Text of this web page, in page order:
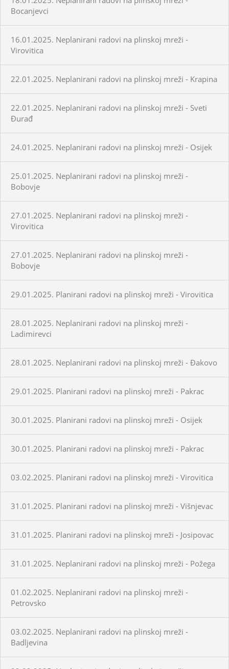
Bocanjevci
16.01.2025. Neplanirani radovi na plinskoj mreži -
Virovitica
22.01.2025. Neplanirani radovi na plinskoj mreži - Krapina
22.01.2025. Neplanirani radovi na plinskoj mreži - Sveti
Đurađ
24.01.2025. Neplanirani radovi na plinskoj mreži - Osijek
25.01.2025. Neplanirani radovi na plinskoj mreži -
Bobovje
27.01.2025. Neplanirani radovi na plinskoj mreži -
Virovitica
27.01.2025. Neplanirani radovi na plinskoj mreži -
Bobovje
29.01.2025. Planirani radovi na plinskoj mreži - Virovitica
28.01.2025. Neplanirani radovi na plinskoj mreži -
Ladimirevci
28.01.2025. Neplanirani radovi na plinskoj mreži - Đakovo
29.01.2025. Planirani radovi na plinskoj mreži - Pakrac
30.01.2025. Planirani radovi na plinskoj mreži - Osijek
30.01.2025. Planirani radovi na plinskoj mreži - Pakrac
03.02.2025. Planirani radovi na plinskoj mreži - Virovitica
31.01.2025. Planirani radovi na plinskoj mreži - Višnjevac
31.01.2025. Planirani radovi na plinskoj mreži - Josipovac
31.01.2025. Neplanirani radovi na plinskoj mreži - Požega
01.02.2025. Neplanirani radovi na plinskoj mreži -
Petrovsko
03.02.2025. Neplanirani radovi na plinskoj mreži -
Badljevina